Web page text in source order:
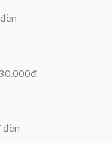
đèn